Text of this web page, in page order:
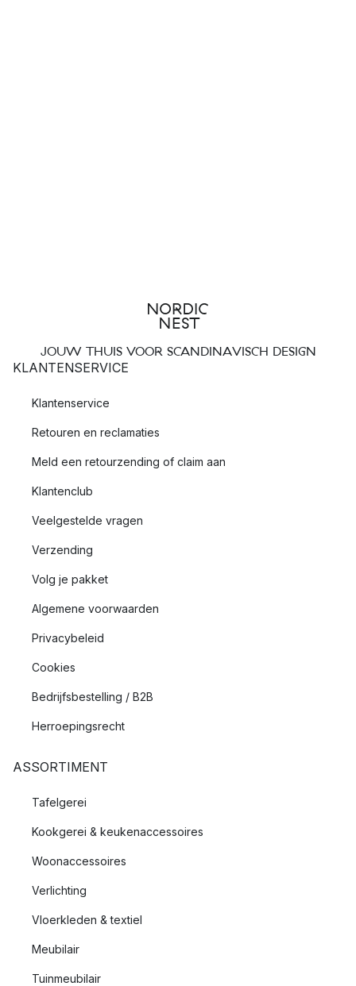
JOUW THUIS VOOR SCANDINAVISCH DESIGN
KLANTENSERVICE
Klantenservice
Retouren en reclamaties
Meld een retourzending of claim aan
Klantenclub
Veelgestelde vragen
Verzending
Volg je pakket
Algemene voorwaarden
Privacybeleid
Cookies
Bedrijfsbestelling / B2B
Herroepingsrecht
ASSORTIMENT
Tafelgerei
Kookgerei & keukenaccessoires
Woonaccessoires
Verlichting
Vloerkleden & textiel
Meubilair
Tuinmeubilair